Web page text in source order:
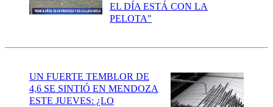
EL DÍA ESTÁ CON LA
PELOTA"
UN FUERTE TEMBLOR DE
4,6 SE SINTIÓ EN MENDOZA
ESTE JUEVES: ¿LO